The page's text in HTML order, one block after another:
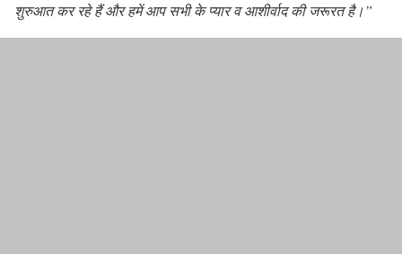
शुरुआत कर रहे हैं और हमें आप सभी के प्यार व आशीर्वाद की जरूरत है।”